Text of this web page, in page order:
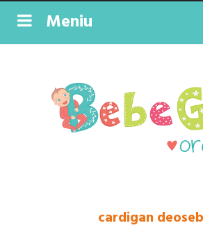
Meniu
cardigan